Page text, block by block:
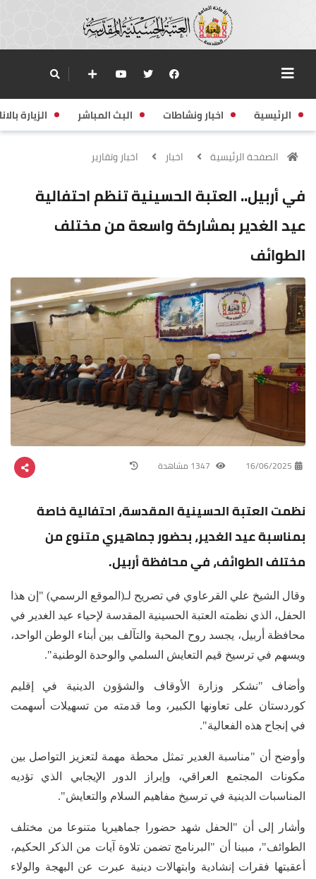
الرئيسية اخبار ونشاطات البث المباشر الزيارة
الصفحة الرئيسية اخبار اخبار وتقارير
في أربيل.. العتبة الحسينية تنظم احتفالية
عيد الغدير بمشاركة واسعة من مختلف
الطوائف
16/06/2025
نظمت العتبة الحسينية المقدسة، احتفالية خاصة
بمناسبة عيد الغدير، بحضور جماهيري متنوع من
مختلف الطوائف، في محافظة أربيل.
وقال الشيخ علي القرعاوي في تصريح لـ(الموقع الرسمي) "إن هذا
الحفل، الذي نظمته العتبة الحسينية المقدسة لإحياء عيد الغدير في
محافظة أربيل، يجسد روح المحبة والتآلف بين أبناء الوطن الواحد،
ويسهم في ترسيخ قيم التعايش السلمي والوحدة الوطنية".
وأضاف "نشكر وزارة الأوقاف والشؤون الدينية في إقليم
كوردستان على تعاونها الكبير، وما قدمته من تسهيلات أسهمت
في إنجاح هذه الفعالية".
وأوضح أن "مناسبة الغدير تمثل محطة مهمة لتعزيز التواصل بين
مكونات المجتمع العراقي، وإبراز الدور الإيجابي الذي تؤديه
المناسبات الدينية في ترسيخ مفاهيم السلام والتعايش".
وأشار إلى أن "الحفل شهد حضورا جماهيريا متنوعا من مختلف
الطوائف"، مبينا أن "البرنامج تضمن تلاوة آيات من الذكر الحكيم،
أعقبتها فقرات إنشادية وابتهالات دينية عبرت عن البهجة والولاء